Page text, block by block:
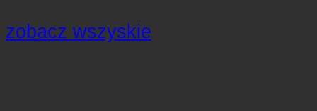
zobacz wszyskie